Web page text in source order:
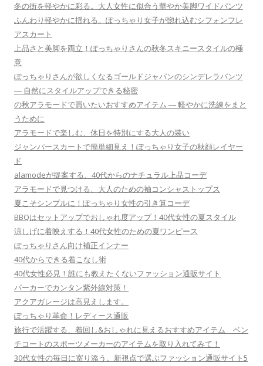
冬の街を軽やかに彩る。大人女性に似合う華やか美脚ワイドパンツ
ふんわり軽やかに揺れる。ぽっちゃり女子が惚れ込むシフォンフレ
アスカート
上品さと美脚を両立！ぽっちゃりさんの秋冬スキニースタイルの極
意
ぽっちゃりさんが欲しくなるゴールドジャパンのシンデレラパンツ
― 自然にスタイルアップできる秘密
の秋アラモードで買いたいおすすめアイテム ― 軽やかに洗練をまと
うために
アラモードで楽しむ、休日を特別にする大人の装い
ジャンパースカートで簡単細見え！ぽっちゃり女子の秋顔レイヤー
ド
alamodeが提案する、40代からのナチュラル上品コーデ
アラモードで見つける、大人のための袖コンシャストップス
夏こそシンプルに！ぽっちゃり女性の引き算コーデ
BBQはセットアップでおしゃれ度アップ！40代女性の夏スタイル
涼しげに着映えする！40代女性のための夏ワンピース
ぽっちゃりさん向け補正インナー
40代からできる着こなし術
40代女性必見！誰にも教えたくないファッション通販サイト
パーカーでカンタン紫外線対策！
アクアガレージは高見えします。
ぽっちゃり革命！レディース通販
旅行で活躍する、着回し&おしゃれに見えるおすすめアイテム ベン
チコートのスポーツメーカーのアイテムを取り入れてみて！
30代女性の毎日に寄り添う。新視点で選ぶファッション通販サイト5